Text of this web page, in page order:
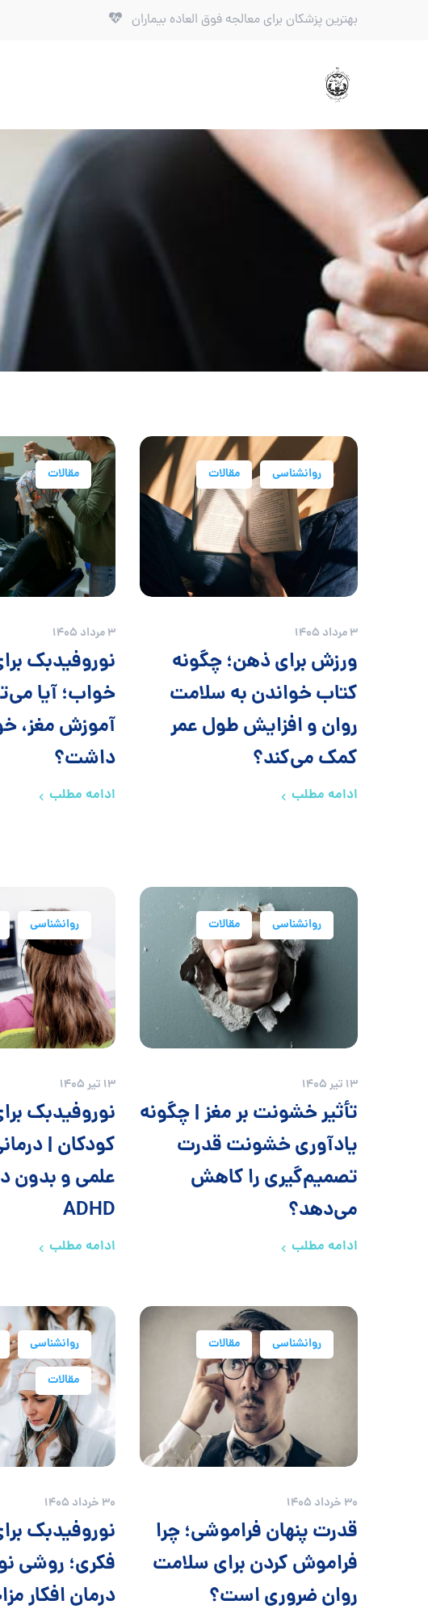
بهترین پزشکان برای معالجه فوق العاده بیماران
روانشناسی مقالات
3 مرداد 1405
ورزش برای ذهن؛ چگونه
کتاب خواندن به سلامت
روان و افزایش طول عمر
کمک می‌کند؟
ادامه مطلب
مقالات
3 مرداد 1405
نوروفیدبک
خواب؛ آیا
آموزش مغز،
داشت؟
ادامه مطلب
روانشناسی مقالات
13 تیر 1405
تأثیر خشونت بر مغز | چگونه
یادآوری خشونت قدرت
تصمیم‌گیری را کاهش
می‌دهد؟
ادامه مطلب
روانشناسی
13 تیر 1405
نوروفیدبک
کودکان |
علمی و بدون
ADHD
ادامه مطلب
روانشناسی مقالات
30 خرداد 1405
قدرت پنهان فراموشی؛ چرا
فراموش کردن برای سلامت
روان ضروری است؟
روانشناسی
مقالات
30 خرداد 1405
نوروفیدبک
فکری؛ روشی
درمان افکار